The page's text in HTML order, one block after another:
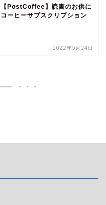
【PostCoffee】読書のお供に
コーヒーサブスクリプション
2022年5月24日